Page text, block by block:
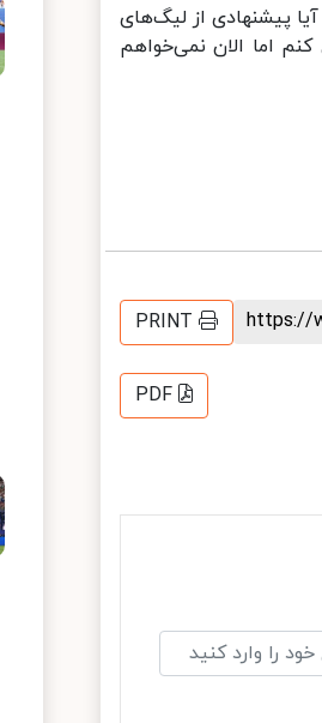
پیشنهادی از لیگ‌های
اما الان نمی‌خواهم
PRINT
PDF